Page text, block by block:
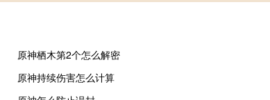
原神栖木第2个怎么解密
原神持续伤害怎么计算